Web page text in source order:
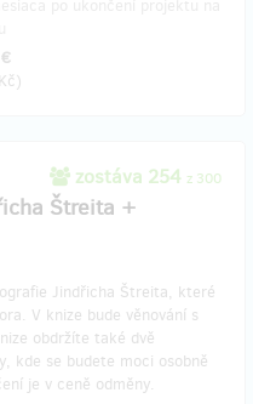
)
zostáva 254 z 300
Štreita +
Jindřicha Štreita, které
V knize bude věnování s
obdržíte také dvě
kde se budete moci osobně
je v ceně odměny.